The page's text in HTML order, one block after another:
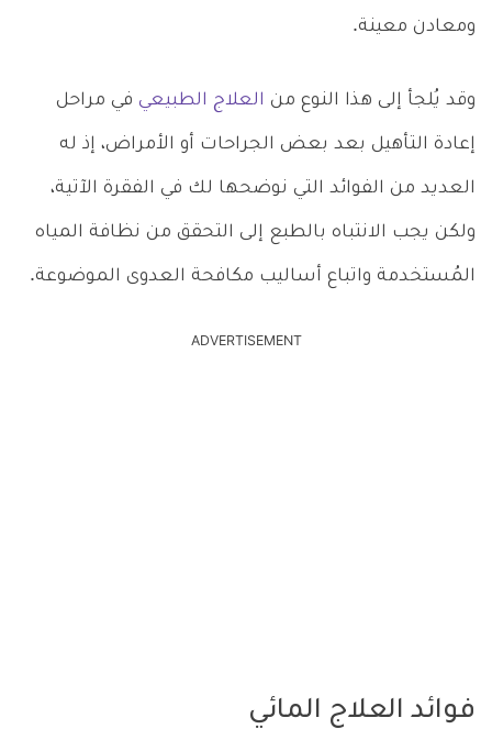
ومعادن معينة.
وقد يُلجأ إلى هذا النوع من العلاج الطبيعي في مراحل
إعادة التأهيل بعد بعض الجراحات أو الأمراض، إذ له
العديد من الفوائد التي نوضحها لك في الفقرة الآتية،
ولكن يجب الانتباه بالطبع إلى التحقق من نظافة المياه
المُستخدمة واتباع أساليب مكافحة العدوى الموضوعة.
ADVERTISEMENT
فوائد العلاج المائي